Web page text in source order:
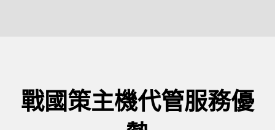
戰國策主機代管服務優